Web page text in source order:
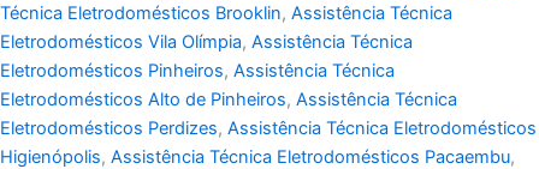
Técnica Eletrodomésticos Brooklin, Assistência Técnica
Eletrodomésticos Vila Olímpia, Assistência Técnica
Eletrodomésticos Pinheiros, Assistência Técnica
Eletrodomésticos Alto de Pinheiros, Assistência Técnica
Eletrodomésticos Perdizes, Assistência Técnica Eletrodomésticos
Higienópolis, Assistência Técnica Eletrodomésticos Pacaembu,